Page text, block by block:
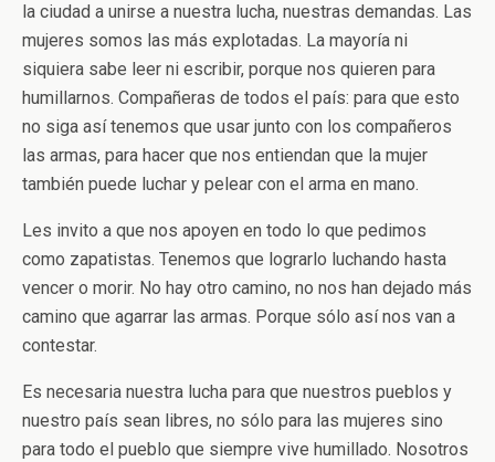
la ciudad a unirse a nuestra lucha, nuestras demandas. Las
mujeres somos las más explotadas. La mayoría ni
siquiera sabe leer ni escribir, porque nos quieren para
humillarnos. Compañeras de todos el país: para que esto
no siga así tenemos que usar junto con los compañeros
las armas, para hacer que nos entiendan que la mujer
también puede luchar y pelear con el arma en mano.
Les invito a que nos apoyen en todo lo que pedimos
como zapatistas. Tenemos que lograrlo luchando hasta
vencer o morir. No hay otro camino, no nos han dejado más
camino que agarrar las armas. Porque sólo así nos van a
contestar.
Es necesaria nuestra lucha para que nuestros pueblos y
nuestro país sean libres, no sólo para las mujeres sino
para todo el pueblo que siempre vive humillado. Nosotros